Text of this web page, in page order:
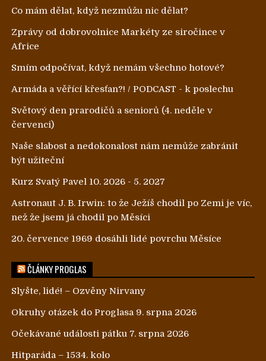
Co mám dělat, když nezmůžu nic dělat?
Zprávy od dobrovolnice Markéty ze siročince v
Africe
Smím odpočívat, když nemám všechno hotové?
Armáda a věřící křesťan?! / PODCAST - k poslechu
Světový den prarodičů a seniorů (4. neděle v
červenci)
Naše slabost a nedokonalost nám nemůže zabránit
být užiteční
Kurz Svatý Pavel 10. 2026 - 5. 2027
Astronaut J. B. Irwin: to že Ježíš chodil po Zemi je víc,
než že jsem já chodil po Měsíci
20. července 1969 dosáhli lidé povrchu Měsíce
ČLÁNKY PROGLAS
Slyšte, lidé! – Ozvěny Nirvany
Okruhy otázek do Proglasa 9. srpna 2026
Očekávané události pátku 7. srpna 2026
Hitparáda – 1534. kolo